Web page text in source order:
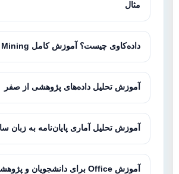
مثال
داده‌کاوی چیست؟ آموزش کامل Data Mining
آموزش تحلیل داده‌های پژوهشی از صفر
آموزش تحلیل آماری پایان‌نامه به زبان
آموزش Office برای دانشجویان و پژوهشگران